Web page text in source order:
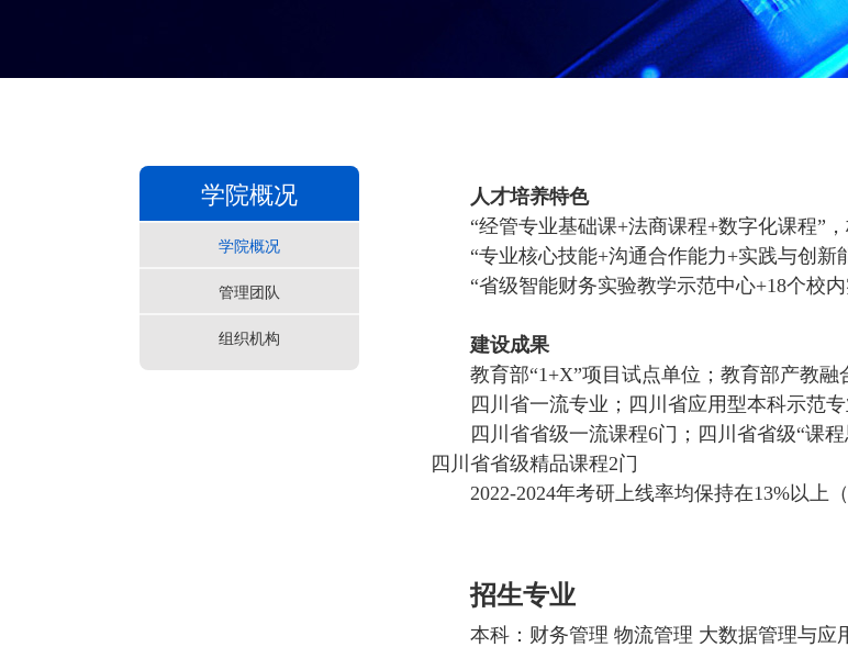
学院概况
学院概况
管理团队
组织机构
人才培养特色
“经管专业基础课+法商课程+数字化课程”
“专业核心技能+沟通合作能力+实践与创
“省级智能财务实验教学示范中心+18个校
建设成果
教育部“1+X”项目试点单位；教育部产教融
四川省一流专业；四川省应用型本科示范
四川省省级一流课程6门；四川省省级“课
四川省省级精品课程2门
2022-2024年考研上线率均保持在13%以上
招生专业
本科：财务管理 物流管理 大数据管理与